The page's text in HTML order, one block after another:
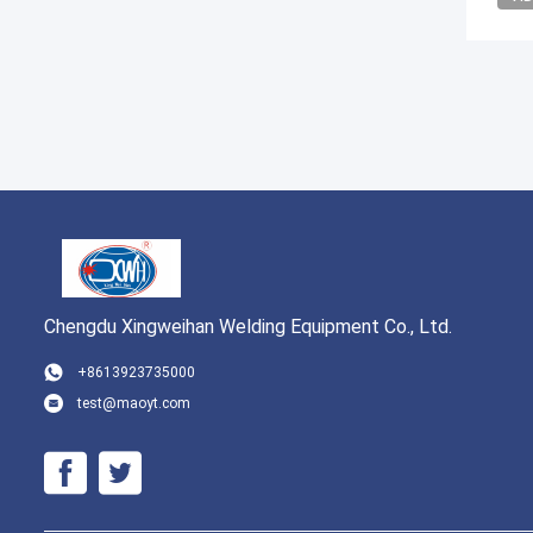
Chengdu Xingweihan Welding Equipment Co., Ltd.
+8613923735000
test@maoyt.com